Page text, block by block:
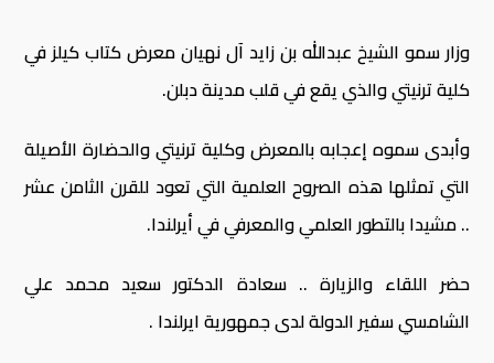
وزار سمو الشيخ عبدالله بن زايد آل نهيان معرض كتاب كيلز في
كلية ترنيتي والذي يقع في قلب مدينة دبلن.
وأبدى سموه إعجابه بالمعرض وكلية ترنيتي والحضارة الأصيلة
التي تمثلها هذه الصروح العلمية التي تعود للقرن الثامن عشر
.. مشيدا بالتطور العلمي والمعرفي في أيرلندا.
حضر اللقاء والزيارة .. سعادة الدكتور سعيد محمد علي
الشامسي سفير الدولة لدى جمهورية ايرلندا .